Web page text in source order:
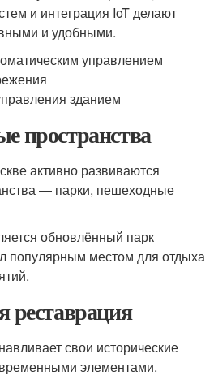
и интеграция IoT делают
и удобными.
управлением
зданием
пространства
активно развиваются
— парки, пешеходные
обновлённый парк
популярным местом для отдыха
реставрация
свои исторические
элементами.